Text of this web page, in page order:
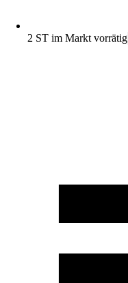
2 ST im Markt vorrätig